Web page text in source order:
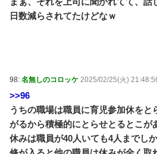
日数減らされてたけどなｗ
98: 名無しのコロッケ 2025/02/25(火)
>>96
うちの職場は職員に育児参加休をと
がるから積極的にとらせとるとこが
休みは職員が40人いても4人までし